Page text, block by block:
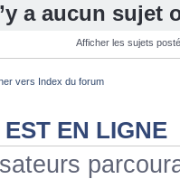
a aucun sujet
Afficher les sujets
vers Index du forum
EST EN LIGNE